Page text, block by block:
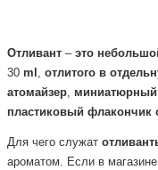
Отливант – это
30 ml , отлитого в
атомайзер, миниатюрный
пластиковый флакончик
Для чего служат
ароматом. Если в